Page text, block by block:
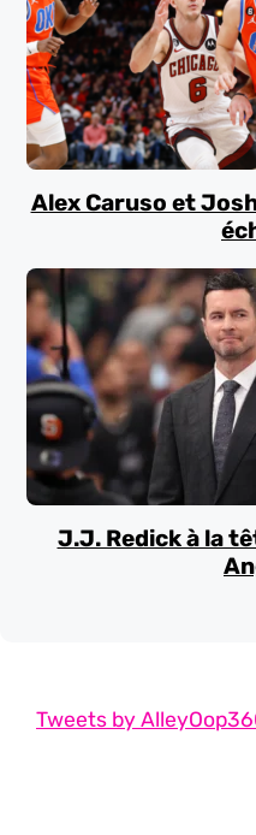
Alex Caruso et
J.J. Redick à la
Tweets by